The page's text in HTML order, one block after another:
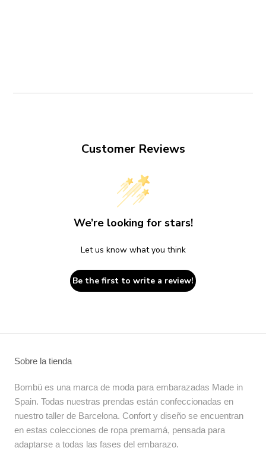
Customer Reviews
We’re looking for stars!
Let us know what you think
Be the first to write a review!
Sobre la tienda
Bombü es una marca de moda para embarazadas Made in
Spain. Todas nuestras prendas están confeccionadas en
nuestro taller de Barcelona. Confort y diseño se encuentran
en estas colecciones de ropa premamá, pensada para
adaptarse a todas las fases del embarazo.